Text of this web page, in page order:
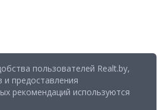
пользователей Realt.by,
и предоставления
рекомендаций используются